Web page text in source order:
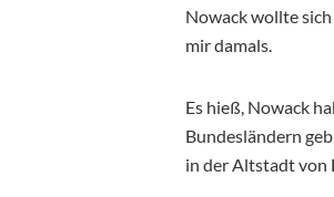
Nowack wollte sich
mir damals.
Es hieß, Nowack
Bundesländern
in der Altstadt von